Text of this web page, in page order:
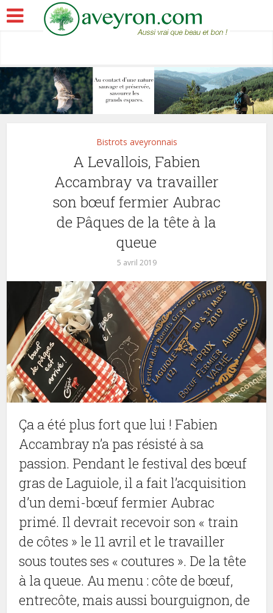
Bistrots aveyronnais
A Levallois, Fabien
Accambray va travailler
son bœuf fermier Aubrac
de Pâques de la tête à la
queue
5 avril 2019
Ça a été plus fort que lui ! Fabien
Accambray n’a pas résisté à sa
passion. Pendant le festival des bœuf
gras de Laguiole, il a fait l’acquisition
d’un demi-bœuf fermier Aubrac
primé. Il devrait recevoir son « train
de côtes » le 11 avril et le travailler
sous toutes ses « coutures ». De la tête
à la queue. Au menu : côte de bœuf,
entrecôte, mais aussi bourguignon, de